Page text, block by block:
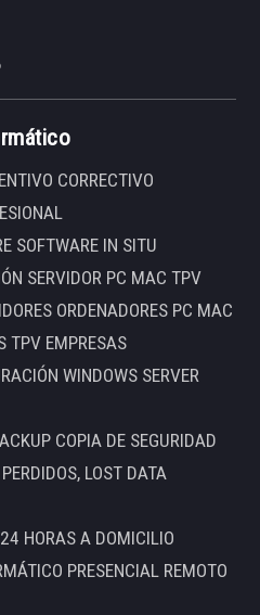
CORRECTIVO
SOFTWARE IN SITU
SERVIDOR PC MAC TPV
ORDENADORES PC MAC
TPV EMPRESAS
WINDOWS SERVER
COPIA DE SEGURIDAD
LOST DATA
HORAS A DOMICILIO
PRESENCIAL REMOTO